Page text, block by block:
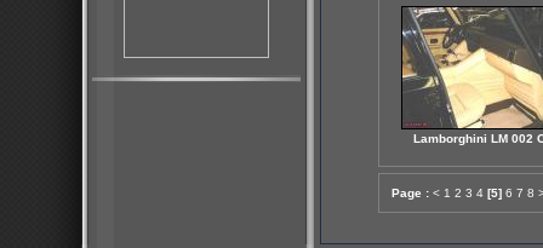
Lamborghini LM 002
Page : < 1 2 3 4 [5] 6 7 8